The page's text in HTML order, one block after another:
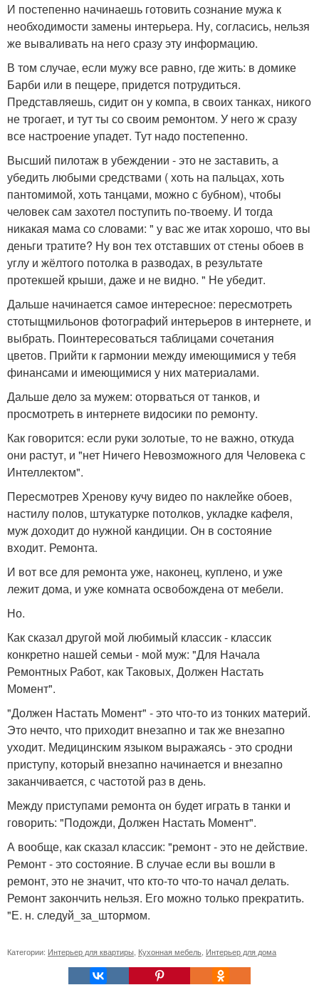
И постепенно начинаешь готовить сознание мужа к
необходимости замены интерьера. Ну, согласись, нельзя
же вываливать на него сразу эту информацию.
В том случае, если мужу все равно, где жить: в домике
Барби или в пещере, придется потрудиться.
Представляешь, сидит он у компа, в своих танках, никого
не трогает, и тут ты со своим ремонтом. У него ж сразу
все настроение упадет. Тут надо постепенно.
Высший пилотаж в убеждении - это не заставить, а
убедить любыми средствами ( хоть на пальцах, хоть
пантомимой, хоть танцами, можно с бубном), чтобы
человек сам захотел поступить по-твоему. И тогда
никакая мама со словами: " у вас же итак хорошо, что вы
деньги тратите? Ну вон тех отставших от стены обоев в
углу и жёлтого потолка в разводах, в результате
протекшей крыши, даже и не видно. " Не убедит.
Дальше начинается самое интересное: пересмотреть
стотыщмильонов фотографий интерьеров в интернете, и
выбрать. Поинтересоваться таблицами сочетания
цветов. Прийти к гармонии между имеющимися у тебя
финансами и имеющимися у них материалами.
Дальше дело за мужем: оторваться от танков, и
просмотреть в интернете видосики по ремонту.
Как говорится: если руки золотые, то не важно, откуда
они растут, и "нет Ничего Невозможного для Человека с
Интеллектом".
Пересмотрев Хренову кучу видео по наклейке обоев,
настилу полов, штукатурке потолков, укладке кафеля,
муж доходит до нужной кандиции. Он в состояние
входит. Ремонта.
И вот все для ремонта уже, наконец, куплено, и уже
лежит дома, и уже комната освобождена от мебели.
Но.
Как сказал другой мой любимый классик - классик
конкретно нашей семьи - мой муж: "Для Начала
Ремонтных Работ, как Таковых, Должен Настать
Момент".
"Должен Настать Момент" - это что-то из тонких материй.
Это нечто, что приходит внезапно и так же внезапно
уходит. Медицинским языком выражаясь - это сродни
приступу, который внезапно начинается и внезапно
заканчивается, с частотой раз в день.
Между приступами ремонта он будет играть в танки и
говорить: "Подожди, Должен Настать Момент".
А вообще, как сказал классик: "ремонт - это не действие.
Ремонт - это состояние. В случае если вы вошли в
ремонт, это не значит, что кто-то что-то начал делать.
Ремонт закончить нельзя. Его можно только прекратить.
"Е. н. следуй_за_штормом.
Категории: Интерьер для квартиры, Кухонная мебель, Интерьер для дома